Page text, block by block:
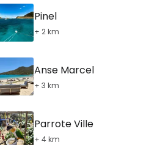
Pinel
+ 2 km
Anse Marcel
+ 3 km
Parrote Ville
+ 4 km